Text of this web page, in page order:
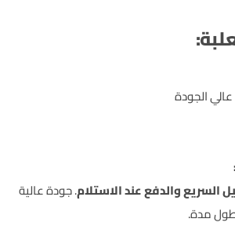
الجودة
السريع والدفع عند الاستلام. جودة عالية
مدة.